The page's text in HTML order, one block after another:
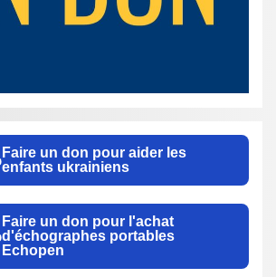
Faire un don pour aider les
enfants ukrainiens
Faire un don pour l'achat
d'échographes portables
Echopen